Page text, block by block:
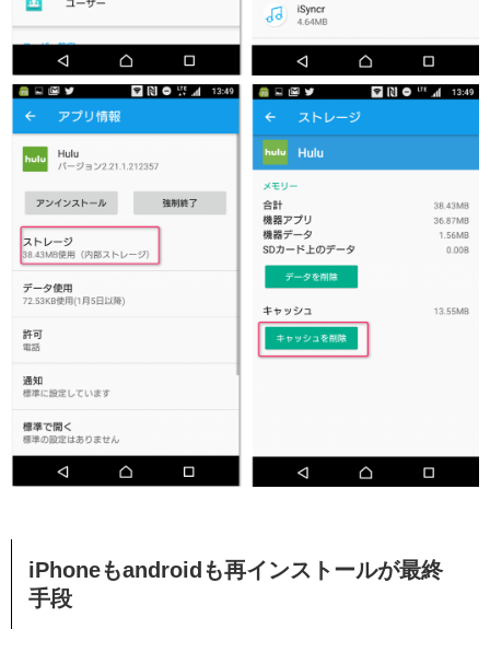
iPhoneもandroidも再インストールが最終
手段